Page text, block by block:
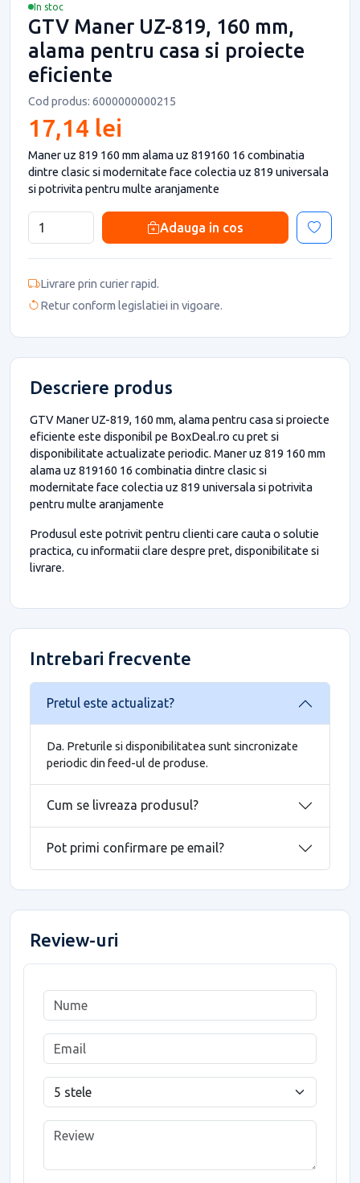
In stoc
GTV Maner UZ-819, 160 mm,
alama pentru casa si proiecte
eficiente
Cod produs: 6000000000215
17,14 lei
Maner uz 819 160 mm alama uz 819160 16 combinatia
dintre clasic si modernitate face colectia uz 819 universala
si potrivita pentru multe aranjamente
Adauga in cos
Livrare prin curier rapid.
Retur conform legislatiei in vigoare.
Descriere produs
GTV Maner UZ-819, 160 mm, alama pentru casa si proiecte
eficiente este disponibil pe BoxDeal.ro cu pret si
disponibilitate actualizate periodic. Maner uz 819 160 mm
alama uz 819160 16 combinatia dintre clasic si
modernitate face colectia uz 819 universala si potrivita
pentru multe aranjamente
Produsul este potrivit pentru clienti care cauta o solutie
practica, cu informatii clare despre pret, disponibilitate si
livrare.
Intrebari frecvente
Pretul este actualizat?
Da. Preturile si disponibilitatea sunt sincronizate
periodic din feed-ul de produse.
Cum se livreaza produsul?
Pot primi confirmare pe email?
Review-uri